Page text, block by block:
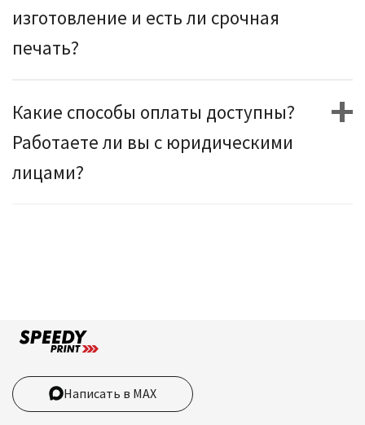
изготовление и есть ли срочная
печать?
Какие способы оплаты доступны?
Работаете ли вы с юридическими
лицами?
Написать в MAX